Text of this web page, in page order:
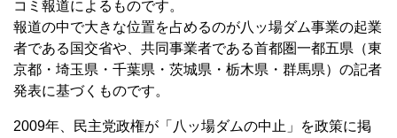
コミ報道によるものです。
報道の中で大きな位置を占めるのが八ッ場ダム事業の起業
者である国交省や、共同事業者である首都圏一都五県（東
京都・埼玉県・千葉県・茨城県・栃木県・群馬県）の記者
発表に基づくものです。
2009年、民主党政権が「八ッ場ダムの中止」を政策に掲